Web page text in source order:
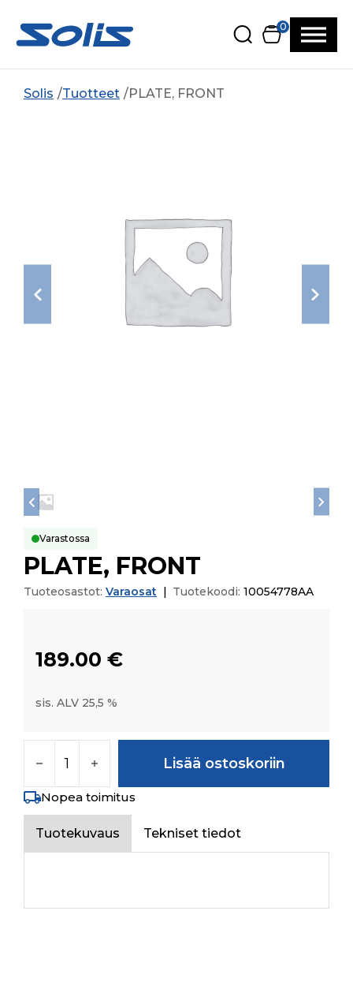
0
Solis Tuotteet PLATE, FRONT
Varastossa
PLATE, FRONT
Tuoteosastot: Varaosat Tuotekoodi: 10054778AA
189.00 €
sis. ALV 25,5 %
Lisää ostoskoriin
Nopea toimitus
Tuotekuvaus Tekniset tiedot